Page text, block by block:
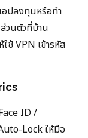
อปลงทุนหรือทำ
วนตัวที่บ้าน
ช้ VPN เข้ารหัส
ID /
Lock ให้มือ